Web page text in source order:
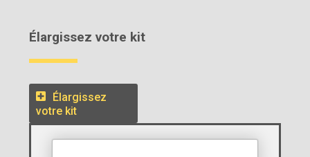
Élargissez votre kit
Élargissez
votre kit